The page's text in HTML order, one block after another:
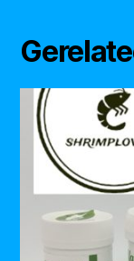
Dit
product
heeft
meerdere
variaties.
Deze